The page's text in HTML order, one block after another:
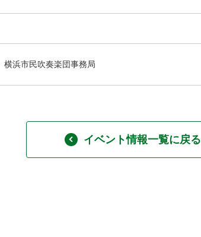
横浜市民吹奏楽団事務局
イベント情報一覧に戻る